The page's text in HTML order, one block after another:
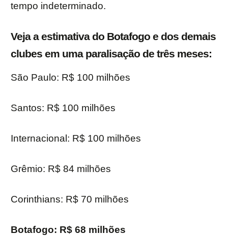
tempo indeterminado.
Veja a estimativa do Botafogo e dos demais
clubes em uma paralisação de três meses:
São Paulo: R$ 100 milhões
Santos: R$ 100 milhões
Internacional: R$ 100 milhões
Grêmio: R$ 84 milhões
Corinthians: R$ 70 milhões
Botafogo: R$ 68 milhões